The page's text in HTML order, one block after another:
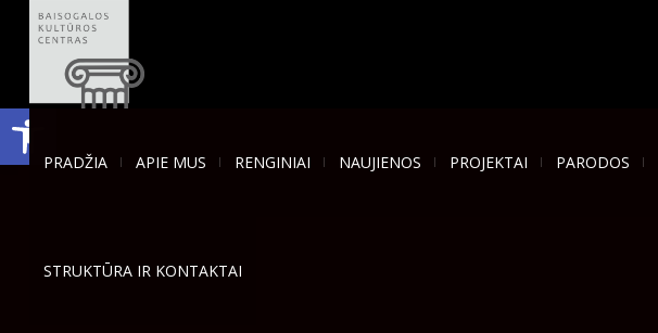
Open toolbar
PRADŽIA APIE MUS RENGINIAI NAUJIENOS PROJEKTAI PARODOS
STRUKTŪRA IR KONTAKTAI